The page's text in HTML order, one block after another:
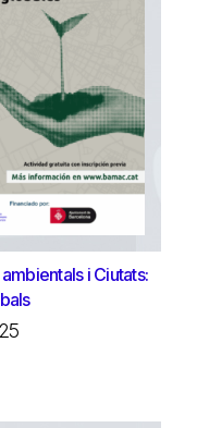
i Ciutats: